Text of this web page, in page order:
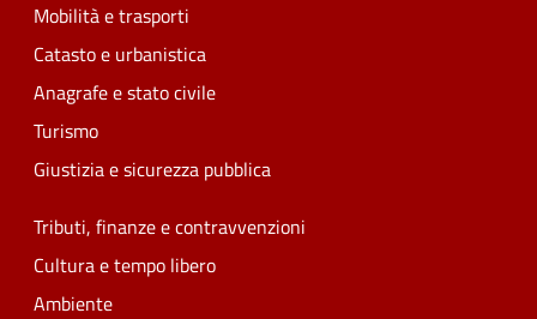
Mobilità e trasporti
Catasto e urbanistica
Anagrafe e stato civile
Turismo
Giustizia e sicurezza pubblica
Tributi, finanze e contravvenzioni
Cultura e tempo libero
Ambiente